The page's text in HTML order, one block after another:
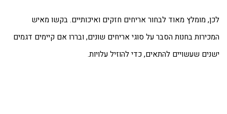
מומלץ מאוד לבחור אריחים חזקים ואיכותיים. בקשו מאיש
בחנות הסבר על סוגי אריחים שונים, ובררו אם קיימים דגמים
שעשויים להתאים, כדי להוזיל עלויות.